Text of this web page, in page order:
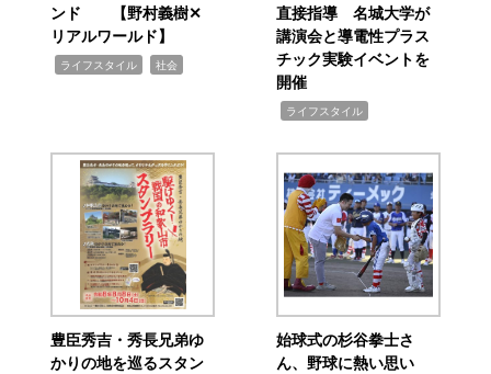
ンド 【野村義樹✕
リアルワールド】
ライフスタイル 社会
直接指導 名城大学が
講演会と導電性プラス
チック実験イベントを
開催
ライフスタイル
豊臣秀吉・秀長兄弟ゆ
かりの地を巡るスタン
始球式の杉谷拳士さ
ん、野球に熱い思い